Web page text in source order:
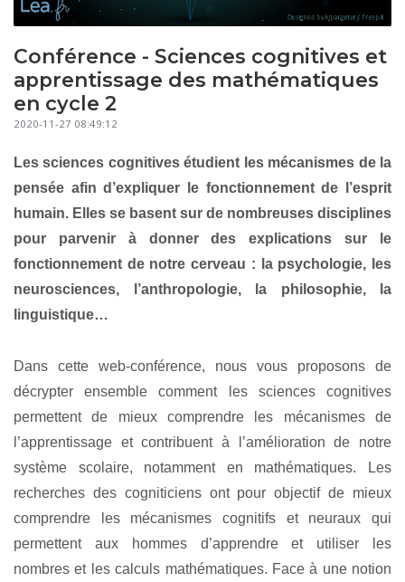
Conférence - Sciences cognitives et
apprentissage des mathématiques
en cycle 2
2020-11-27 08:49:12
Les sciences cognitives étudient les mécanismes de la
pensée afin d’expliquer le fonctionnement de l’esprit
humain. Elles se basent sur de nombreuses disciplines
pour parvenir à donner des explications sur le
fonctionnement de notre cerveau : la psychologie, les
neurosciences, l’anthropologie, la philosophie, la
linguistique…
Dans cette web-conférence, nous vous proposons de
décrypter ensemble comment les sciences cognitives
permettent de mieux comprendre les mécanismes de
l’apprentissage et contribuent à l’amélioration de notre
système scolaire, notamment en mathématiques. Les
recherches des cogniticiens ont pour objectif de mieux
comprendre les mécanismes cognitifs et neuraux qui
permettent aux hommes d’apprendre et utiliser les
nombres et les calculs mathématiques. Face à une notion